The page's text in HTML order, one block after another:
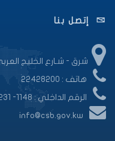
إتصل بنا
شرق - شـارع الخليج
هاتف : 22428200
الرقم الداخلي : 1148- 1231 - 1320
info@csb.gov.kw